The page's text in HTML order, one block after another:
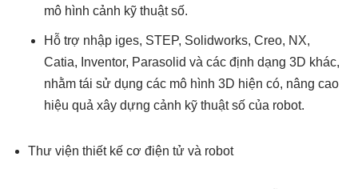
mô hình cảnh kỹ thuật số.
Hỗ trợ nhập iges, STEP, Solidworks, Creo, NX,
Catia, Inventor, Parasolid và các định dạng 3D khác,
nhằm tái sử dụng các mô hình 3D hiện có, nâng cao
hiệu quả xây dựng cảnh kỹ thuật số của robot.
Thư viện thiết kế cơ điện tử và robot